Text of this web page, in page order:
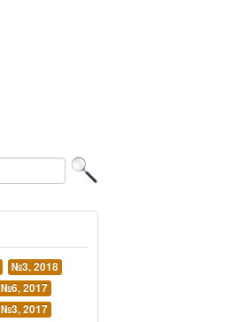
№3, 2018
№6, 2017
№3, 2017